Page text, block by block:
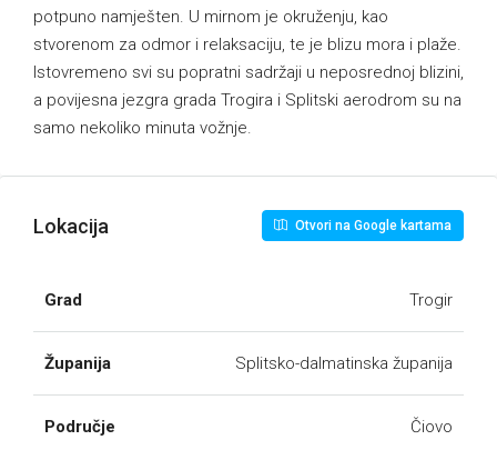
potpuno namješten. U mirnom je okruženju, kao
stvorenom za odmor i relaksaciju, te je blizu mora i plaže.
Istovremeno svi su popratni sadržaji u neposrednoj blizini,
a povijesna jezgra grada Trogira i Splitski aerodrom su na
samo nekoliko minuta vožnje.
Lokacija Otvori na Google kartama
Grad Trogir
Županija Splitsko-dalmatinska županija
Područje Čiovo